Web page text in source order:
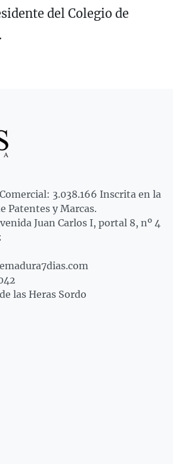
del Colegio de
3.038.166 Inscrita en la
Patentes y Marcas.
Juan Carlos I, portal 8, nº 4
las Heras Sordo